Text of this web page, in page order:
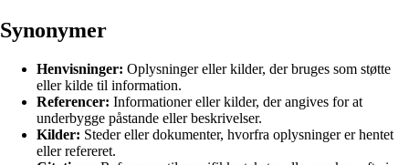
Synonymer
Henvisninger: Oplysninger eller kilder, der bruges som støtte
eller kilde til information.
Referencer: Informationer eller kilder, der angives for at
underbygge påstande eller beskrivelser.
Kilder: Steder eller dokumenter, hvorfra oplysninger er hentet
eller refereret.